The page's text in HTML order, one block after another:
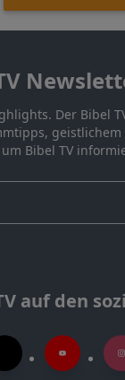
Der Bibel
Bibel TV
auf den